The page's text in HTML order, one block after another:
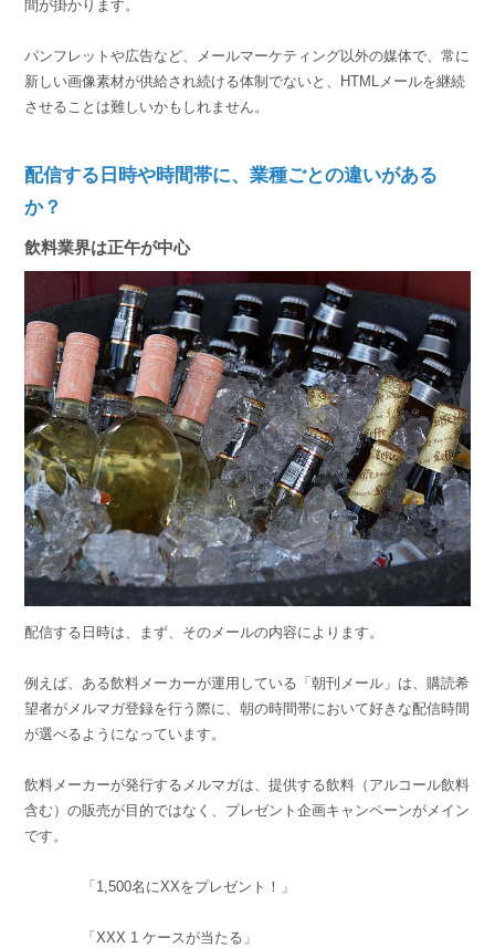
間が掛かります。
パンフレットや広告など、メールマーケティング以外の媒体で、常に
新しい画像素材が供給され続ける体制でないと、HTMLメールを継続
させることは難しいかもしれません。
配信する日時や時間帯に、業種ごとの違いがある
か？
飲料業界は正午が中心
配信する日時は、まず、そのメールの内容によります。
例えば、ある飲料メーカーが運用している「朝刊メール」は、購読希
望者がメルマガ登録を行う際に、朝の時間帯において好きな配信時間
が選べるようになっています。
飲料メーカーが発行するメルマガは、提供する飲料（アルコール飲料
含む）の販売が目的ではなく、プレゼント企画キャンペーンがメイン
です。
「1,500名にXXをプレゼント！」
「XXX 1 ケースが当たる」